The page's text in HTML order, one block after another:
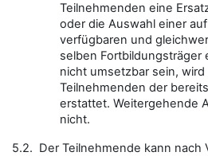
Teilnehmenden eine
oder die Auswahl einer
verfügbaren und
selben Fortbildungsträger
nicht umsetzbar sein,
Teilnehmenden der
erstattet. Weitergehende
nicht.
5.2. Der Teilnehmende kann nach